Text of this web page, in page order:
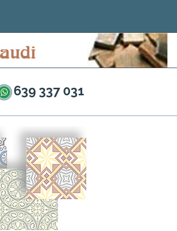
639 337 031